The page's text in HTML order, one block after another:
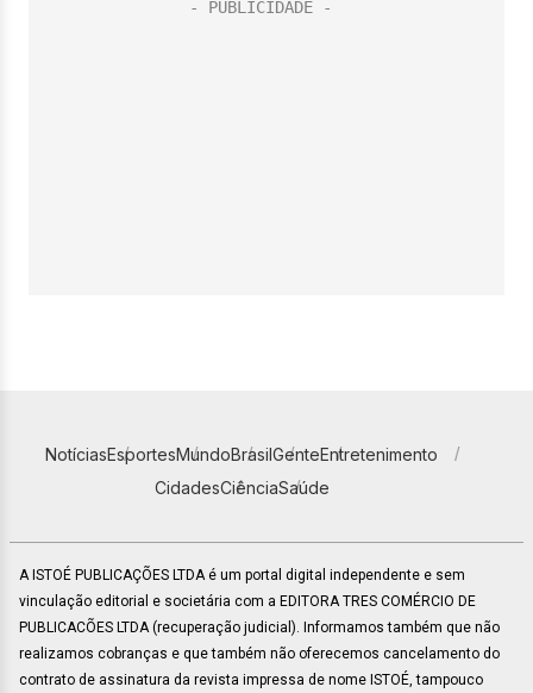
NotíciasEsportesMundoBrasilGenteEntretenimento
CidadesCiênciaSaúde
A ISTOÉ PUBLICAÇÕES LTDA é um portal digital independente e sem
vinculação editorial e societária com a EDITORA TRES COMÉRCIO DE
PUBLICACÕES LTDA (recuperação judicial). Informamos também que não
realizamos cobranças e que também não oferecemos cancelamento do
contrato de assinatura da revista impressa de nome ISTOÉ, tampouco